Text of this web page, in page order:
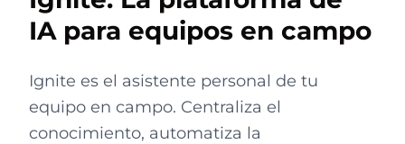
IA para equipos en campo
Ignite es el asistente personal de tu
equipo en campo. Centraliza el
conocimiento, automatiza la